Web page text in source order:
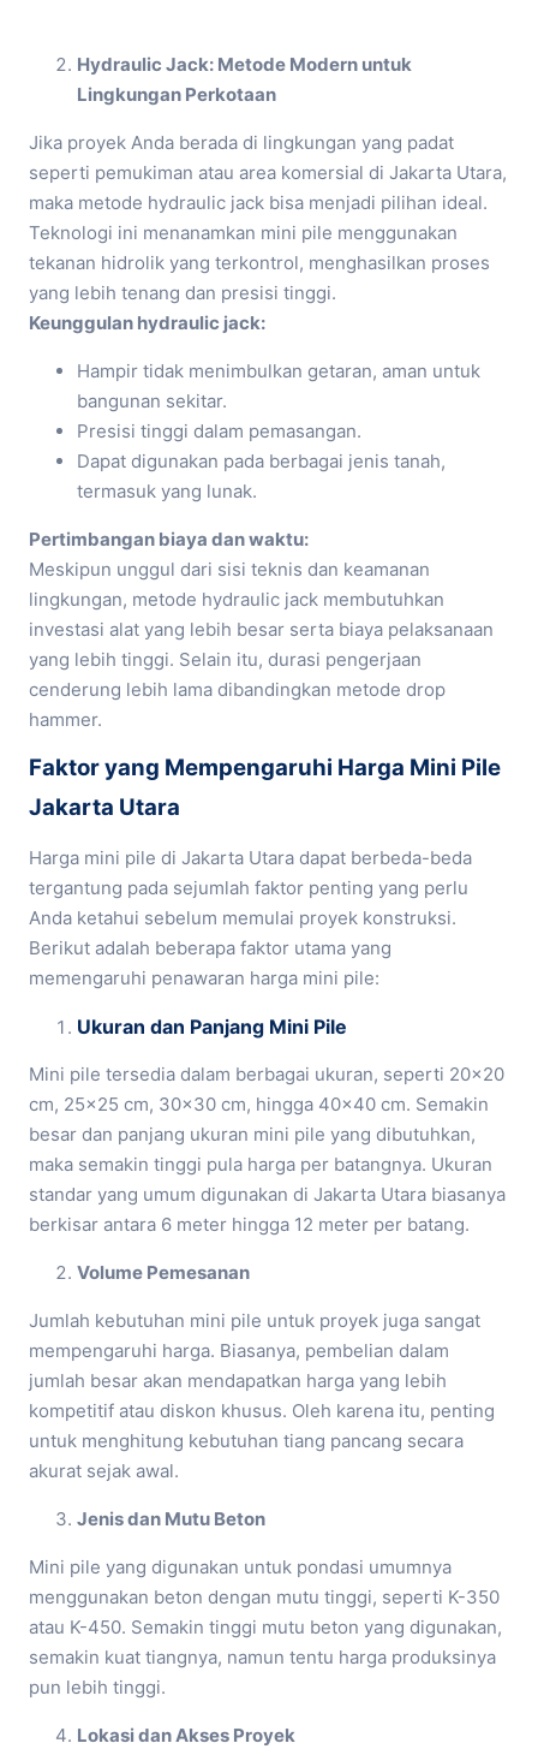
Hydraulic Jack: Metode Modern untuk
Lingkungan Perkotaan
Jika proyek Anda berada di lingkungan yang padat
seperti pemukiman atau area komersial di Jakarta Utara,
maka metode hydraulic jack bisa menjadi pilihan ideal.
Teknologi ini menanamkan mini pile menggunakan
tekanan hidrolik yang terkontrol, menghasilkan proses
yang lebih tenang dan presisi tinggi.
Keunggulan hydraulic jack:
Hampir tidak menimbulkan getaran, aman untuk
bangunan sekitar.
Presisi tinggi dalam pemasangan.
Dapat digunakan pada berbagai jenis tanah,
termasuk yang lunak.
Pertimbangan biaya dan waktu:
Meskipun unggul dari sisi teknis dan keamanan
lingkungan, metode hydraulic jack membutuhkan
investasi alat yang lebih besar serta biaya pelaksanaan
yang lebih tinggi. Selain itu, durasi pengerjaan
cenderung lebih lama dibandingkan metode drop
hammer.
Faktor yang Mempengaruhi Harga Mini Pile
Jakarta Utara
Harga mini pile di Jakarta Utara dapat berbeda-beda
tergantung pada sejumlah faktor penting yang perlu
Anda ketahui sebelum memulai proyek konstruksi.
Berikut adalah beberapa faktor utama yang
memengaruhi penawaran harga mini pile:
Ukuran dan Panjang Mini Pile
Mini pile tersedia dalam berbagai ukuran, seperti 20×20
cm, 25×25 cm, 30×30 cm, hingga 40×40 cm. Semakin
besar dan panjang ukuran mini pile yang dibutuhkan,
maka semakin tinggi pula harga per batangnya. Ukuran
standar yang umum digunakan di Jakarta Utara biasanya
berkisar antara 6 meter hingga 12 meter per batang.
Volume Pemesanan
Jumlah kebutuhan mini pile untuk proyek juga sangat
mempengaruhi harga. Biasanya, pembelian dalam
jumlah besar akan mendapatkan harga yang lebih
kompetitif atau diskon khusus. Oleh karena itu, penting
untuk menghitung kebutuhan tiang pancang secara
akurat sejak awal.
Jenis dan Mutu Beton
Mini pile yang digunakan untuk pondasi umumnya
menggunakan beton dengan mutu tinggi, seperti K-350
atau K-450. Semakin tinggi mutu beton yang digunakan,
semakin kuat tiangnya, namun tentu harga produksinya
pun lebih tinggi.
Lokasi dan Akses Proyek